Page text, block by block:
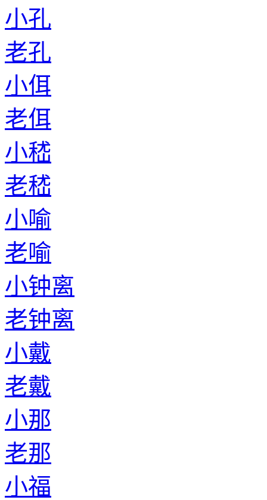
小孔
老孔
小佴
老佴
小嵇
老嵇
小喻
老喻
小钟离
老钟离
小戴
老戴
小那
老那
小福